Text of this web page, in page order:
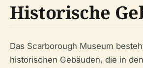
Historische
Das Scarborough Museum
historischen Gebäuden, die in